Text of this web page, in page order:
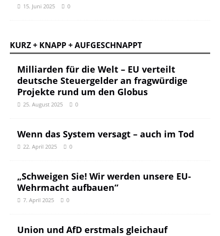
15. Juni 2025 0
KURZ + KNAPP + AUFGESCHNAPPT
Milliarden für die Welt – EU verteilt
deutsche Steuergelder an fragwürdige
Projekte rund um den Globus
25. August 2025 0
Wenn das System versagt – auch im Tod
22. April 2025 0
„Schweigen Sie! Wir werden unsere EU-
Wehrmacht aufbauen“
7. April 2025 0
Union und AfD erstmals gleichauf